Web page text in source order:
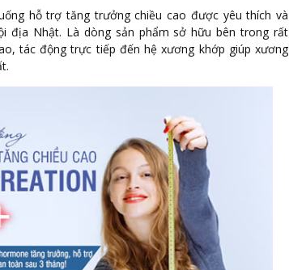
hỗ trợ tăng trưởng chiều cao được yêu thích và
địa Nhật. Là dòng sản phẩm sở hữu bên trong rất
tác động trực tiếp đến hệ xương khớp giúp xương